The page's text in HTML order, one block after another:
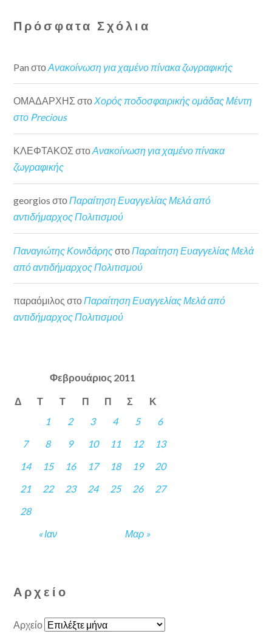
Πρόσφατα Σχόλια
Pan στοΑνακοίνωση για χαμένο πίνακα ζωγραφικής
ΟΜΑΔΑΡΧΗΣ στοΧορός ποδοσφαιρικής ομάδας Μέντη
στο Precious
ΚΛΕΦΤΑΚΟΣ στοΑνακοίνωση για χαμένο πίνακα
ζωγραφικής
georgios στοΠαραίτηση Ευαγγελίας Μελά από
αντιδήμαρχος Πολιτισμού
Παναγιώτης Κονιδάρηςστο Παραίτηση Ευαγγελίας Μελά
από αντιδήμαρχος Πολιτισμού
παραόμιλος στο Παραίτηση Ευαγγελίας Μελά από
αντιδήμαρχος Πολιτισμού
Φεβρουάριος 2011
Δ Τ Τ Π Π Σ Κ
« Ιαν Μαρ »
1 2 3 4 5
6
7
8 9 10 11 12
13
14
15 16 17 18 19
20
21
22 23 24 25 26
27
28
Αρχείο
Αρχείο